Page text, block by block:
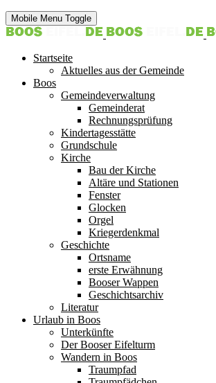
Mobile Menu Toggle
Startseite
Aktuelles aus der Gemeinde
Boos
Gemeindeverwaltung
Gemeinderat
Rechnungsprüfung
Kindertagesstätte
Grundschule
Kirche
Bau der Kirche
Altäre und Stationen
Fenster
Glocken
Orgel
Kriegerdenkmal
Geschichte
Ortsname
erste Erwähnung
Booser Wappen
Geschichtsarchiv
Literatur
Urlaub in Boos
Unterkünfte
Der Booser Eifelturm
Wandern in Boos
Traumpfad